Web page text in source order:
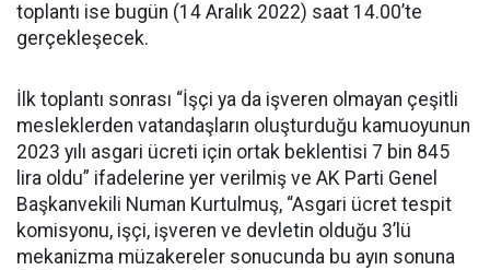
toplantı ise bugün (14 Aralık 2022) saat 14.00’te
gerçekleşecek.
İlk toplantı sonrası “İşçi ya da işveren olmayan çeşitli
mesleklerden vatandaşların oluşturduğu kamuoyunun
2023 yılı asgari ücreti için ortak beklentisi 7 bin 845
lira oldu” ifadelerine yer verilmiş ve AK Parti Genel
Başkanvekili Numan Kurtulmuş, “Asgari ücret tespit
komisyonu, işçi, işveren ve devletin olduğu 3’lü
mekanizma müzakereler sonucunda bu ayın sonuna